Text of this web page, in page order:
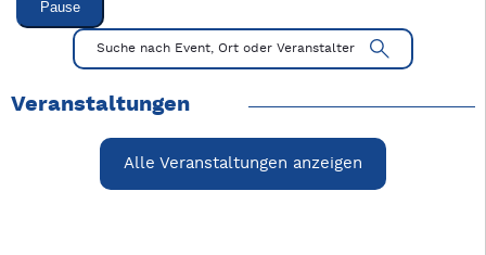
Pause
Mit Tab zu den Steuerelementen wechseln. Mit Pfeiltasten
Suche nach Event, Ort oder Veranstalter
Veranstaltungen
Alle Veranstaltungen anzeigen